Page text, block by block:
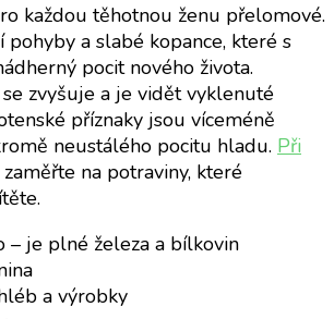
každou těhotnou ženu přelomové.
a slabé kopance, které s
pocit nového života.
zvyšuje a je vidět vyklenuté
příznaky jsou víceméně
neustálého pocitu hladu. Při
zaměřte na potraviny, které
– je plné železa a bílkovin
a výrobky